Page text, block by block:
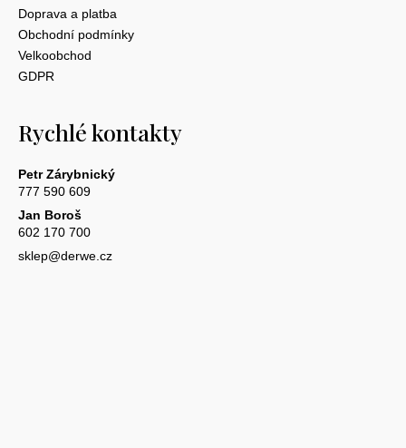
Doprava a platba
Obchodní podmínky
Velkoobchod
GDPR
Rychlé kontakty
Petr Zárybnický
777 590 609
Jan Boroš
602 170 700
sklep@derwe.cz